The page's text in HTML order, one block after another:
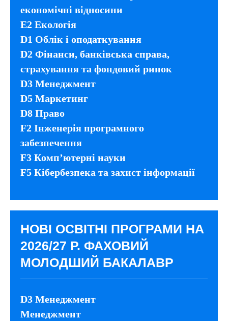
економічні відносини
E2 Екологія
D1 Облік і оподаткування
D2 Фінанси, банківська справа,
страхування та фондовий ринок
D3 Менеджмент
D5 Маркетинг
D8 Право
F2 Інженерія програмного
забезпечення
F3 Комп’ютерні науки
F5 Кібербезпека та захист інформації
НОВІ ОСВІТНІ ПРОГРАМИ НА
2026/27 Р. ФАХОВИЙ
МОЛОДШИЙ БАКАЛАВР
D3 Менеджмент
Менеджмент